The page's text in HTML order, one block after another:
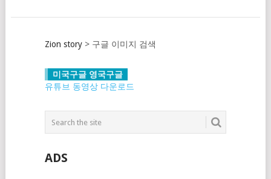
Zion story> 구글 이미지 검색
미국구글 영국구글
유튜브 동영상 다운로드
ADS